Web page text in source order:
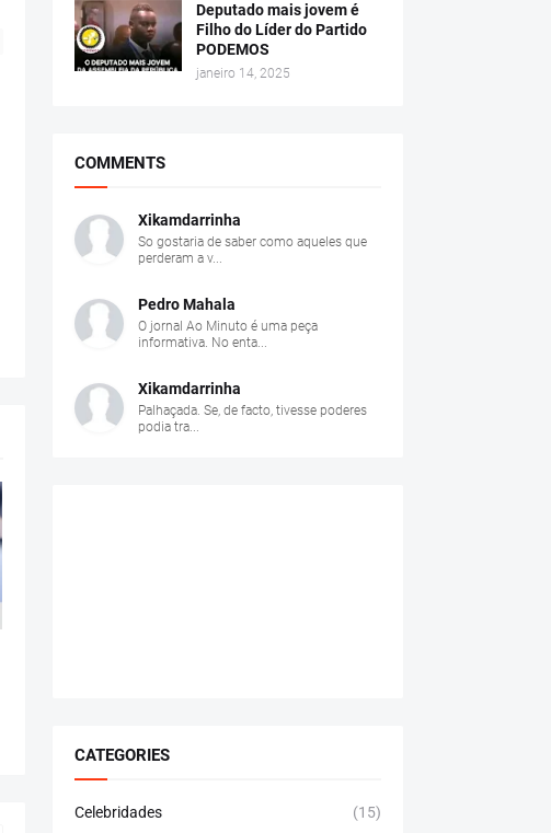
Deputado mais jovem é
Filho do Líder do Partido
PODEMOS
janeiro 14, 2025
COMMENTS
Xikamdarrinha
So gostaria de saber como aqueles que
perderam a v...
Pedro Mahala
O jornal Ao Minuto é uma peça
informativa. No enta...
Xikamdarrinha
Palhaçada. Se, de facto, tivesse poderes
podia tra...
CATEGORIES
Celebridades (15)